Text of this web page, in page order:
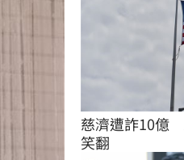
慈濟遭詐10億
笑翻